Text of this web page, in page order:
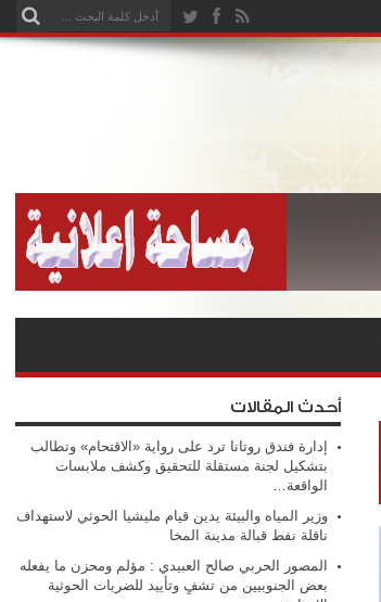
أحدث المقالات
إدارة فندق روتانا ترد على رواية «الاقتحام» وتطالب
بتشكيل لجنة مستقلة للتحقيق وكشف ملابسات
الواقعة…
وزير المياه والبيئة يدين قيام مليشيا الحوثي لاستهداف
ناقلة نفط قبالة مدينة المخا
المصور الحربي صالح العبيدي : مؤلم ومحزن ما يفعله
بعض الجنوبيين من تشفٍ وتأييد للضربات الحوثية